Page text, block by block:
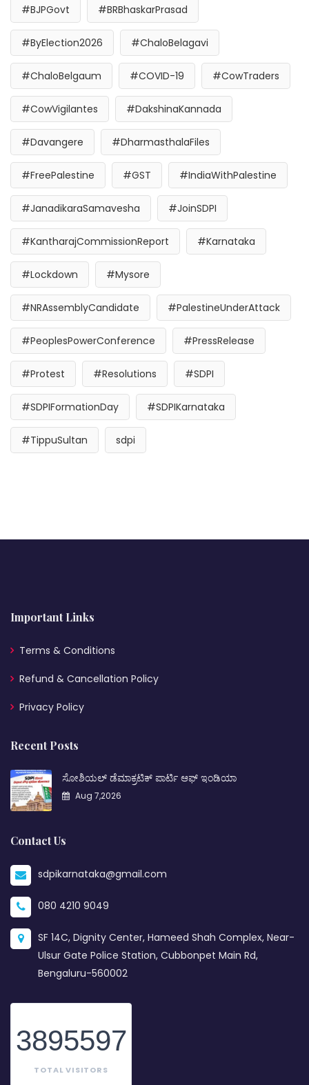
#BJPGovt #BRBhaskarPrasad
#ByElection2026 #ChaloBelagavi
#ChaloBelgaum #COVID-19 #CowTraders
#CowVigilantes #DakshinaKannada
#Davangere #DharmasthalaFiles
#FreePalestine #GST #IndiaWithPalestine
#JanadikaraSamavesha #JoinSDPI
#KantharajCommissionReport #Karnataka
#Lockdown #Mysore
#NRAssemblyCandidate #PalestineUnderAttack
#PeoplesPowerConference #PressRelease
#Protest #Resolutions #SDPI
#SDPIFormationDay #SDPIKarnataka
#TippuSultan sdpi
Important Links
Terms & Conditions
Refund & Cancellation Policy
Privacy Policy
Recent Posts
ಸೋಶಿಯಲ್ ಡೆಮಾಕ್ರಟಿಕ್ ಪಾರ್ಟಿ ಆಫ್ ಇಂಡಿಯಾ
Aug 7,2026
Contact Us
sdpikarnataka@gmail.com
080 4210 9049
SF 14C, Dignity Center, Hameed Shah Complex, Near-
Ulsur Gate Police Station, Cubbonpet Main Rd,
Bengaluru-560002
3895597
TOTAL VISITORS